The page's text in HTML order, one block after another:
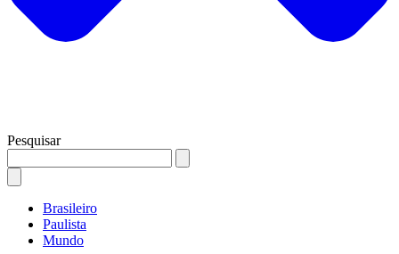
Pesquisar
Brasileiro
Paulista
Mundo